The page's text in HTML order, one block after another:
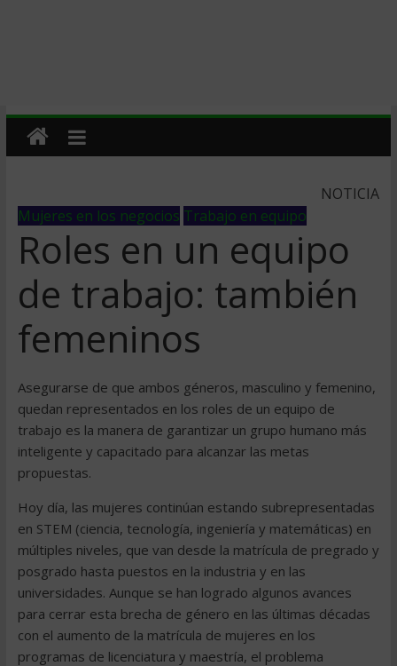
NOTICIA
Mujeres en los negocios Trabajo en equipo
Roles en un equipo
de trabajo: también
femeninos
Asegurarse de que ambos géneros, masculino y femenino,
quedan representados en los roles de un equipo de
trabajo es la manera de garantizar un grupo humano más
inteligente y capacitado para alcanzar las metas
propuestas.
Hoy día, las mujeres continúan estando subrepresentadas
en STEM (ciencia, tecnología, ingeniería y matemáticas) en
múltiples niveles, que van desde la matrícula de pregrado y
posgrado hasta puestos en la industria y en las
universidades. Aunque se han logrado algunos avances
para cerrar esta brecha de género en las últimas décadas
con el aumento de la matrícula de mujeres en los
programas de licenciatura y maestría, el problema